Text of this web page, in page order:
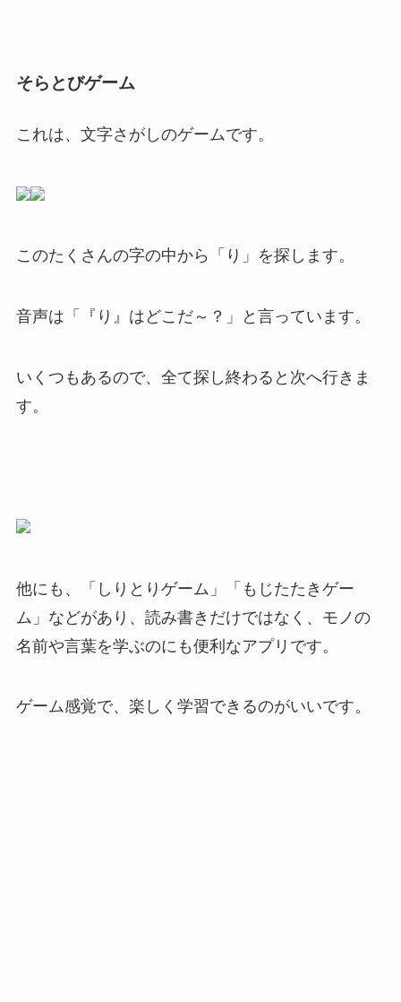
そらとびゲーム
これは、文字さがしのゲームです。
このたくさんの字の中から「り」を探します。
音声は「『り』はどこだ～？」と言っています。
いくつもあるので、全て探し終わると次へ行きま
す。
他にも、「しりとりゲーム」「もじたたきゲー
ム」などがあり、読み書きだけではなく、モノの
名前や言葉を学ぶのにも便利なアプリです。
ゲーム感覚で、楽しく学習できるのがいいです。